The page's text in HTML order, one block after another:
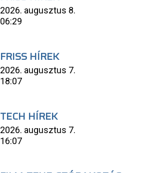
2026. augusztus 8.
06:29
FRISS HÍREK
2026. augusztus 7.
18:07
TECH HÍREK
2026. augusztus 7.
16:07